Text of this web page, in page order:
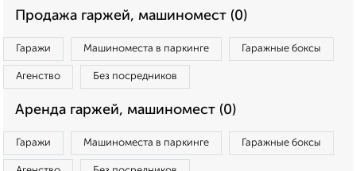
Продажа гаржей, машиномест (0)
Гаражи Машиноместа в паркинге Гаражные боксы
Агенство Без посредников
Аренда гаржей, машиномест (0)
Гаражи Машиноместа в паркинге Гаражные боксы